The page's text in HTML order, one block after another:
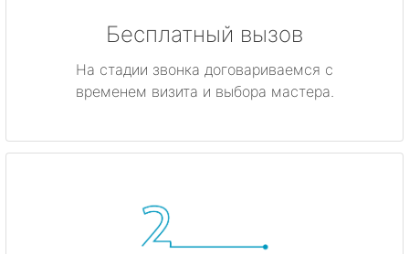
Бесплатный вызов
На стадии звонка договариваемся с
временем визита и выбора мастера.